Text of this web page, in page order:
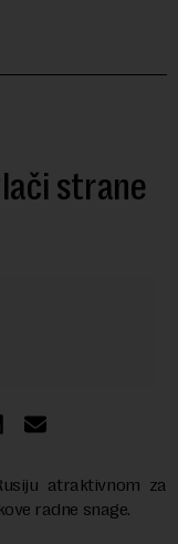
strane
atraktivnom za
radne snage.